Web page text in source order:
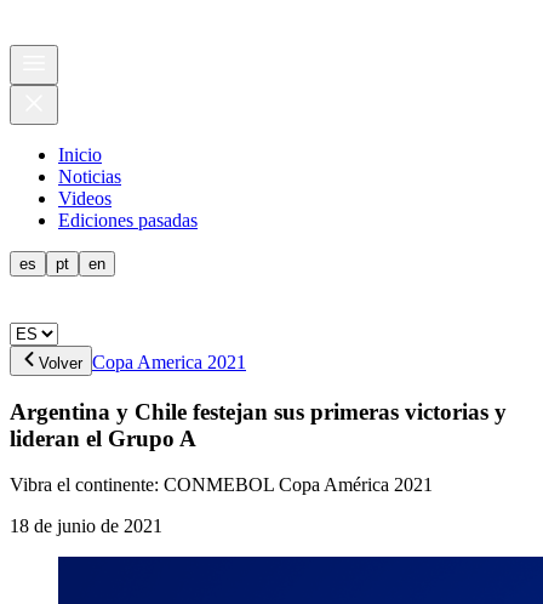
Inicio
Noticias
Videos
Ediciones pasadas
es pt en
Volver Copa America 2021
Argentina y Chile festejan sus primeras victorias y
lideran el Grupo A
Vibra el continente: CONMEBOL Copa América 2021
18 de junio de 2021